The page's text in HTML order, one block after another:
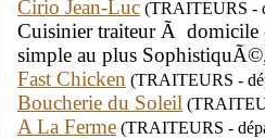
Cirio Jean-Luc (TRAITEURS -
Cuisinier traiteur Ã domicile
simple au plus
Fast Chicken (TRAITEURS -
Boucherie du Soleil
A La Ferme (TRAITEURS -